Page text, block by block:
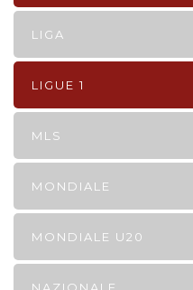
LIGA
LIGUE 1
MLS
MONDIALE
MONDIALE U20